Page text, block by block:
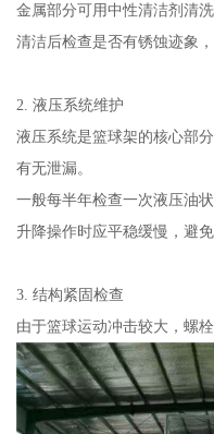
金属部分可用中性清洁剂清
清洁后检查是否有锈蚀迹象，
2. 液压系统维护
液压系统是篮球架的核心部
有无泄漏。
一般每半年检查一次液压油
升降操作时应平稳缓慢，避免
3. 结构紧固检查
由于篮球运动冲击较大，螺